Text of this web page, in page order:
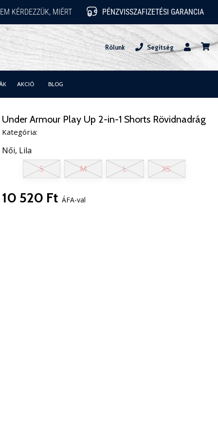
KÉRDEZZÜK, MIÉRT PÉNZVISSZAFIZETÉSI GARANCIA
Rólunk
Segítség
Felhasználó
AKCIÓ BLOG
Under Armour Play Up 2-in-1 Shorts Rövidnadrág
Kategória:
Női, Lila
S
M L XS
10 520 Ft ÁFA-val